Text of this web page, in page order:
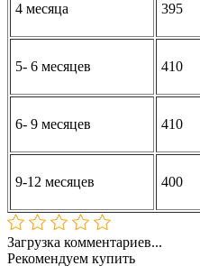
4 месяца 395
5- 6 месяцев 410
6- 9 месяцев 410
9-12 месяцев 400
Загрузка комментариев...
Рекомендуем купить